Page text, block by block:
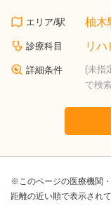
エリア/駅 柚木
診療科目 リ
詳細条件
(未指
で検
※このページの医療機関
距離の近い順で表示され